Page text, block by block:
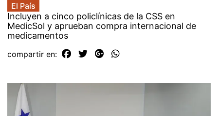
El País
Incluyen a cinco policlínicas de la CSS en
MedicSol y aprueban compra internacional de
medicamentos
compartir en: